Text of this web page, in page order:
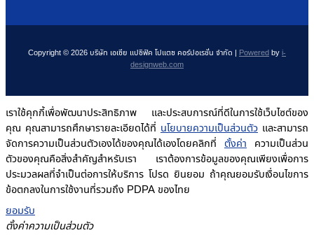
Copyright © 2026 บริษัท เอเซีย แปซิฟิค โปแตซ คอร์ปอเรชั่น จำกัด | Poweredbyi-
designweb.com
เราใช้คุกกี้เพื่อพัฒนาประสิทธิภาพ และประสบการณ์ที่ดีในการใช้เว็บไซต์ของ
คุณ คุณสามารถศึกษารายละเอียดได้ที่ นโยบายความเป็นส่วนตัว และสามารถ
จัดการความเป็นส่วนตัวเองได้ของคุณได้เองโดยคลิกที่ ตั้งค่า ความเป็นส่วน
ตัวของคุณคือสิ่งสำคัญสำหรับเรา เราต้องการข้อมูลของคุณเพียงเพื่อการ
ประมวลผลที่จำเป็นต่อการให้บริการ โปรด ยินยอม ถ้าคุณยอมรับเงื่อนไขการ
ข้อตกลงในการใช้งานที่รวมถึง PDPA ของไทย
ยอมรับ
ตั้งค่าความเป็นส่วนตัว